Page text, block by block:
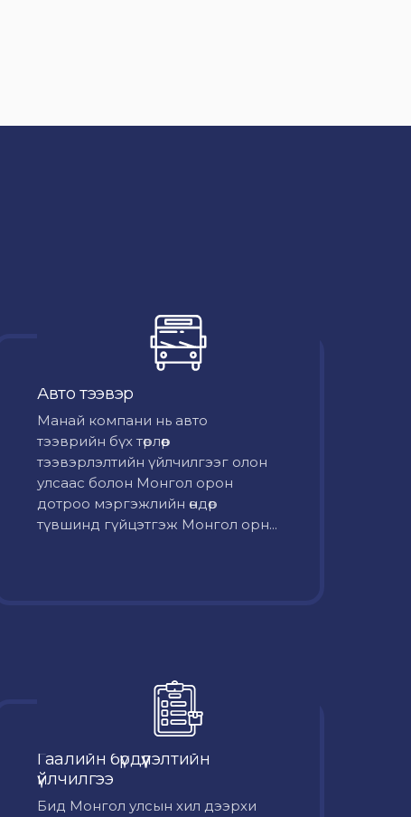
Авто тээвэр
Mанай компани нь авто
тээврийн бүх төрлөөр
тээвэрлэлтийн үйлчилгээг олон
улсаас болон Монгол орон
дотроо мэргэжлийн өндөр
түвшинд гүйцэтгэж Монгол орн...
Гаалийн бүрдүүлэлтийн
үйлчилгээ
Бид Монгол улсын хил дээрхи